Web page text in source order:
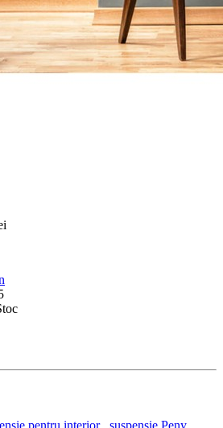
pentru interior suspensie Peny